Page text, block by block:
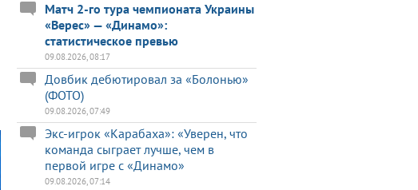
Матч 2-го тура чемпионата Украины
«Верес» — «Динамо»:
статистическое превью
09.08.2026, 08:17
Довбик дебютировал за «Болонью»
(ФОТО)
09.08.2026, 07:49
Экс-игрок «Карабаха»: «Уверен, что
команда сыграет лучше, чем в
первой игре с «Динамо»
09.08.2026, 07:14